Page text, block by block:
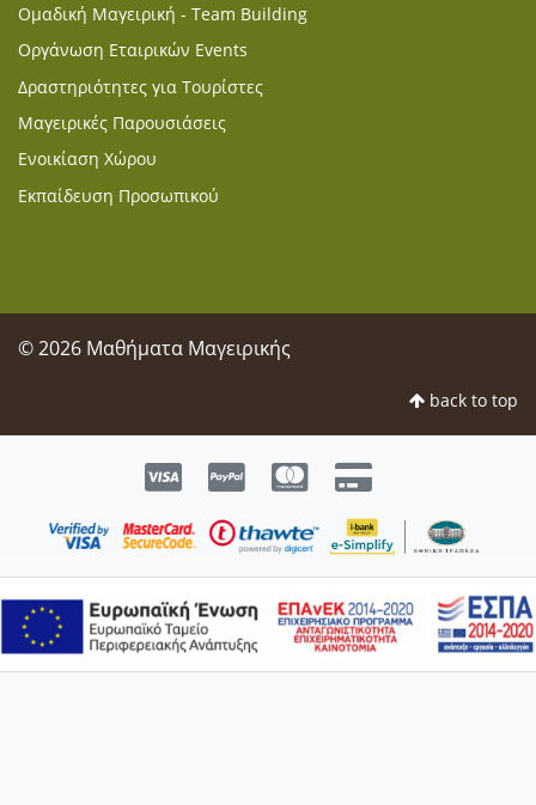
Ομαδική Μαγειρική - Team Building
Οργάνωση Εταιρικών Events
Δραστηριότητες για Τουρίστες
Μαγειρικές Παρουσιάσεις
Ενοικίαση Χώρου
Εκπαίδευση Προσωπικού
© 2026 Μαθήματα Μαγειρικής
back to top